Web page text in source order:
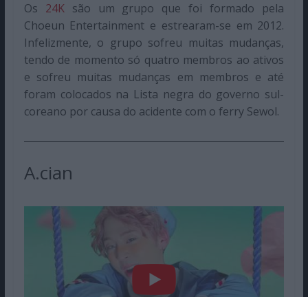
Os 24Ksão um grupo que foi formado pela
Choeun Entertainment e estrearam-se em 2012.
Infelizmente, o grupo sofreu muitas mudanças,
tendo de momento só quatro membros ao ativos
e sofreu muitas mudanças em membros e até
foram colocados na Lista negra do governo sul-
coreano por causa do acidente com o ferry Sewol.
A.cian